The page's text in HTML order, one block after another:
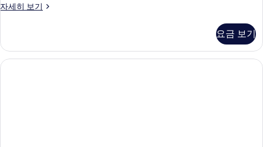
자세히 보기
객
히
보
기
요금 보기